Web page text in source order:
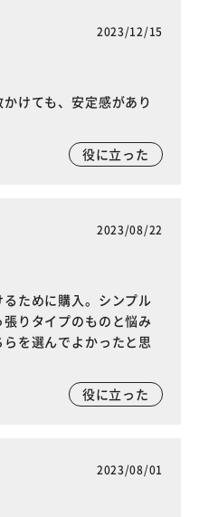
2023/12/15
けても、安定感があり
役に立った
2023/08/22
ために購入。シンプル
りタイプのものと悩み
を選んでよかったと思
役に立った
2023/08/01